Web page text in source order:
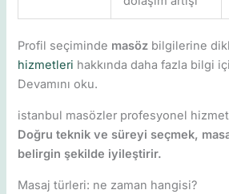
Profil seçiminde masöz bilgilerine
hizmetleri hakkında daha fazla bilgi
Devamını oku.
istanbul masözler profesyonel
Doğru teknik ve süreyi seçmek,
belirgin şekilde iyileştirir.
Masaj türleri: ne zaman hangisi?